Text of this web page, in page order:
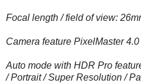
Focal length / field of view:
Camera feature PixelMaster
Auto mode with HDR Pro
/ Portrait / Super Resolution /